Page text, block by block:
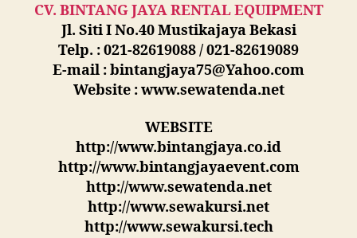
CV. BINTANG JAYA RENTAL EQUIPMENT
Jl. Siti I No.40 Mustikajaya Bekasi
Telp. : 021-82619088 / 021-82619089
E-mail : bintangjaya75@Yahoo.com
Website : www.sewatenda.net
WEBSITE
http://www.bintangjaya.co.id
http://www.bintangjayaevent.com
http://www.sewatenda.net
http://www.sewakursi.net
http://www.sewakursi.tech